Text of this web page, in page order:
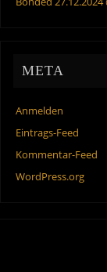
META
Anmelden
Eintrags-Feed
Kommentar-Feed
WordPress.org